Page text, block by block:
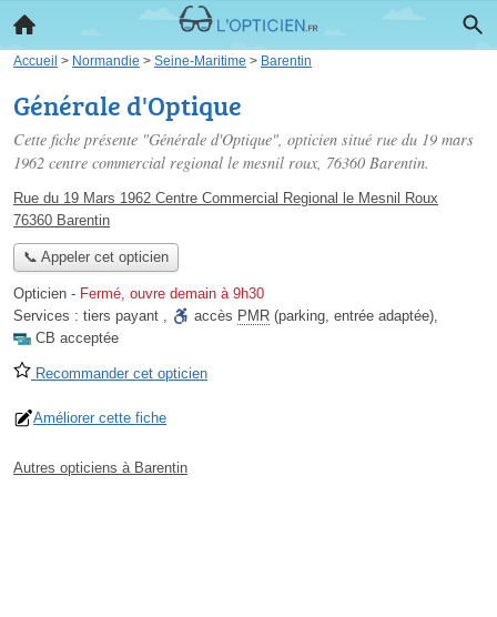
Accueil > Normandie > Seine-Maritime > Barentin
Générale d'Optique
Cette fiche présente "Générale d'Optique", opticien situé rue du 19 mars
1962 centre commercial regional le mesnil roux, 76360 Barentin.
Rue du 19 Mars 1962 Centre Commercial Regional le Mesnil Roux
76360 Barentin
📞 Appeler cet opticien
Opticien - Fermé, ouvre demain à 9h30
Services : tiers payant , accès PMR (parking, entrée adaptée),
CB acceptée
Recommander cet opticien
Améliorer cette fiche
Autres opticiens à Barentin